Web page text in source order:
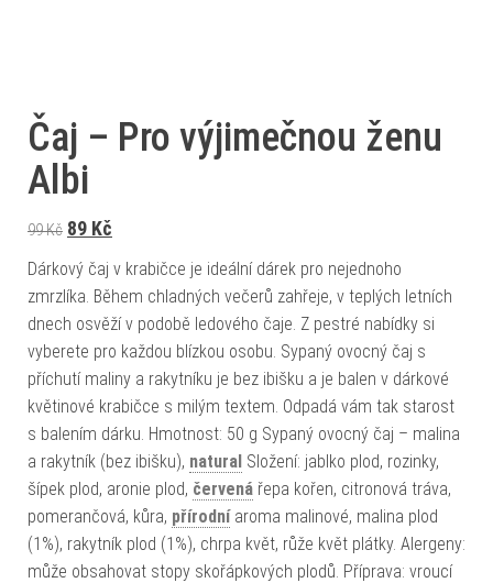
Čaj – Pro výjimečnou ženu
Albi
99Kč Původní cena byla: 99 Kč.
89 Kč
Dárkový čaj v krabičce je ideální dárek pro nejednoho
zmrzlíka. Během chladných večerů zahřeje, v teplých letních
dnech osvěží v podobě ledového čaje. Z pestré nabídky si
vyberete pro každou blízkou osobu. Sypaný ovocný čaj s
příchutí maliny a rakytníku je bez ibišku a je balen v dárkové
květinové krabičce s milým textem. Odpadá vám tak starost
s balením dárku. Hmotnost: 50 g Sypaný ovocný čaj – malina
a rakytník (bez ibišku), natural Složení: jablko plod, rozinky,
šípek plod, aronie plod, červená řepa kořen, citronová tráva,
pomerančová, kůra, přírodníaroma malinové, malina plod
(1%), rakytník plod (1%), chrpa květ, růže květ plátky. Alergeny:
může obsahovat stopy skořápkových plodů. Příprava: vroucí